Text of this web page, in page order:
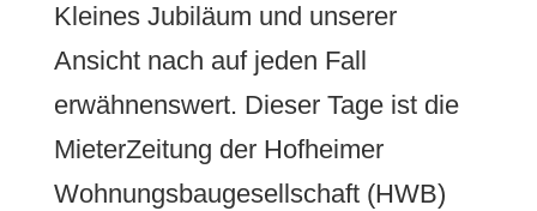
Kleines Jubiläum und unserer
Ansicht nach auf jeden Fall
erwähnenswert. Dieser Tage ist die
MieterZeitung der Hofheimer
Wohnungsbaugesellschaft (HWB)